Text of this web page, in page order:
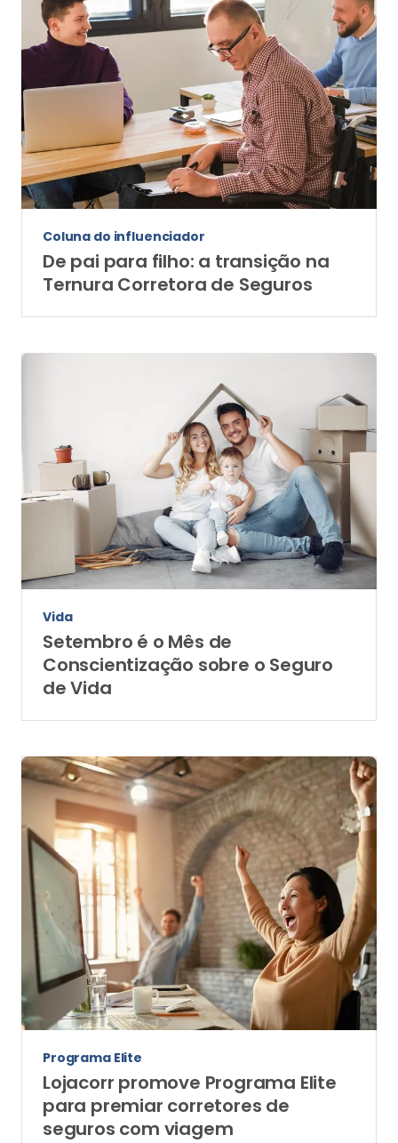
Coluna do influenciador
De pai para filho: a transição na
Ternura Corretora de Seguros
Vida
Setembro é o Mês de
Conscientização sobre o Seguro
de Vida
Programa Elite
Lojacorr promove Programa Elite
para premiar corretores de
seguros com viagem